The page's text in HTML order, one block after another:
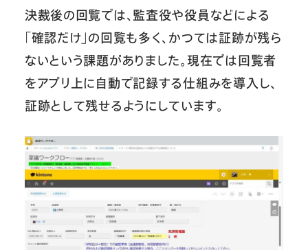
決裁後の回覧では、監査役や役員などによる
「確認だけ」の回覧も多く、かつては証跡が残ら
ないという課題がありました。現在では回覧者
をアプリ上に自動で記録する仕組みを導入し、
証跡として残せるようにしています。